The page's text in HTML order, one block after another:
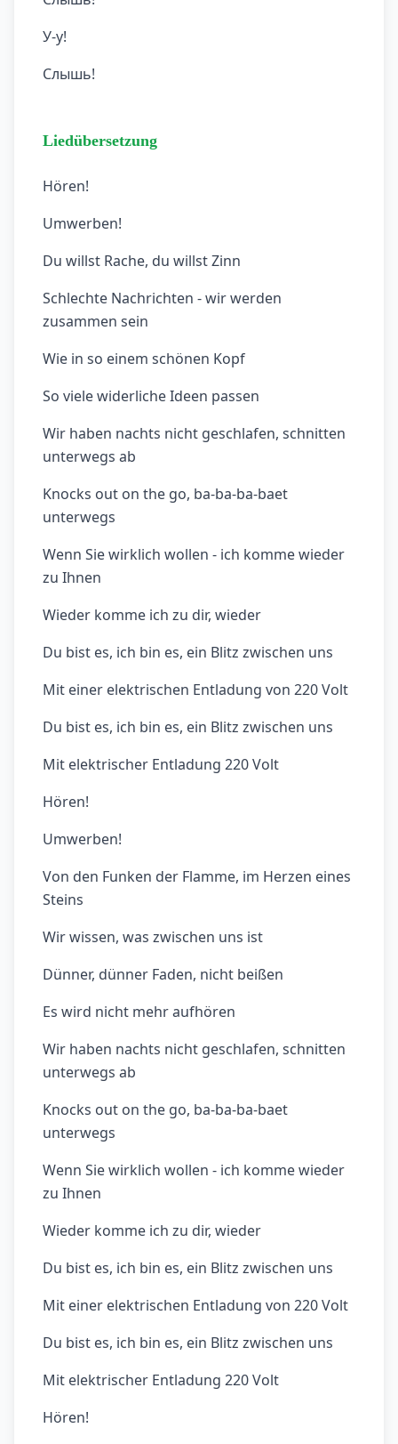
У-у!
Слышь!
Liedübersetzung
Hören!
Umwerben!
Du willst Rache, du willst Zinn
Schlechte Nachrichten - wir werden
zusammen sein
Wie in so einem schönen Kopf
So viele widerliche Ideen passen
Wir haben nachts nicht geschlafen, schnitten
unterwegs ab
Knocks out on the go, ba-ba-ba-baet
unterwegs
Wenn Sie wirklich wollen - ich komme wieder
zu Ihnen
Wieder komme ich zu dir, wieder
Du bist es, ich bin es, ein Blitz zwischen uns
Mit einer elektrischen Entladung von 220 Volt
Du bist es, ich bin es, ein Blitz zwischen uns
Mit elektrischer Entladung 220 Volt
Hören!
Umwerben!
Von den Funken der Flamme, im Herzen eines
Steins
Wir wissen, was zwischen uns ist
Dünner, dünner Faden, nicht beißen
Es wird nicht mehr aufhören
Wir haben nachts nicht geschlafen, schnitten
unterwegs ab
Knocks out on the go, ba-ba-ba-baet
unterwegs
Wenn Sie wirklich wollen - ich komme wieder
zu Ihnen
Wieder komme ich zu dir, wieder
Du bist es, ich bin es, ein Blitz zwischen uns
Mit einer elektrischen Entladung von 220 Volt
Du bist es, ich bin es, ein Blitz zwischen uns
Mit elektrischer Entladung 220 Volt
Hören!